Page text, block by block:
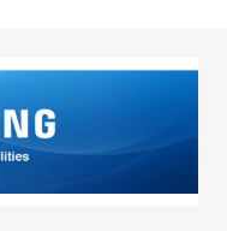
no será
están